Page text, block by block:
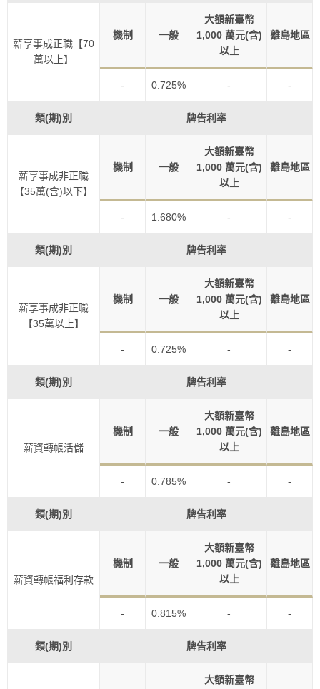
薪享事成正職【70
萬以上】
機制 一般
大額新臺幣
1,000 萬元(含)
以上
離島地區
- 0.725% - -
類(期)別 牌告利率
薪享事成非正職
【35萬(含)以下】
機制 一般
大額新臺幣
1,000 萬元(含)
以上
離島地區
- 1.680% - -
類(期)別 牌告利率
薪享事成非正職
【35萬以上】
機制 一般
大額新臺幣
1,000 萬元(含)
以上
離島地區
- 0.725% - -
類(期)別 牌告利率
薪資轉帳活儲
機制 一般
大額新臺幣
1,000 萬元(含)
以上
離島地區
- 0.785% - -
類(期)別 牌告利率
薪資轉帳福利存款
機制 一般
大額新臺幣
1,000 萬元(含)
以上
離島地區
- 0.815% - -
類(期)別 牌告利率
大額新臺幣